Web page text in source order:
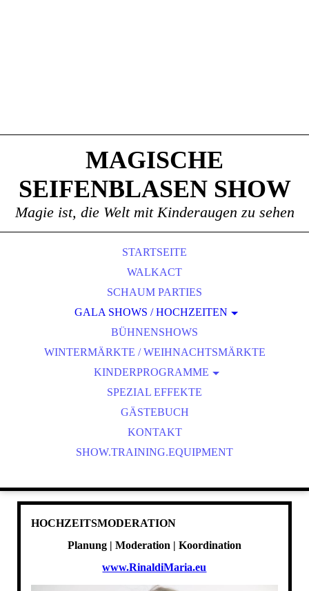
MAGISCHE
SEIFENBLASEN SHOW
Magie ist, die Welt mit Kinderaugen zu sehen
STARTSEITE
WALKACT
SCHAUM PARTIES
GALA SHOWS / HOCHZEITEN
MAGISCHE SEIFENBLASEN SHOW
MAGISCHE SEIFENBLASEN SHOW - NACHT
SEIFENBLASEN-AMBIENTE
WAHNSINNS PAPER SHOW
DISCO-BÄR LUCKY
SPEZIAL EFFEKTE
HOCHZEITSMODERATION
BÜHNENSHOWS
WINTERMÄRKTE / WEIHNACHTSMÄRKTE
KINDERPROGRAMME
MAGISCHE SEIFENBLASEN SHOW
MAGISCHE SEIFENBLASEN SCHULE FÜR KINDER
OUTDOOR SEIFENBLASEN KINDERPROGRAMM
HEXENSCHULE
MISCHKA LUCKY
SPEZIAL EFFEKTE
GÄSTEBUCH
KONTAKT
SHOW.TRAINING.EQUIPMENT
HOCHZEITSMODERATION
Planung | Moderation | Koordination
www.RinaldiMaria.eu